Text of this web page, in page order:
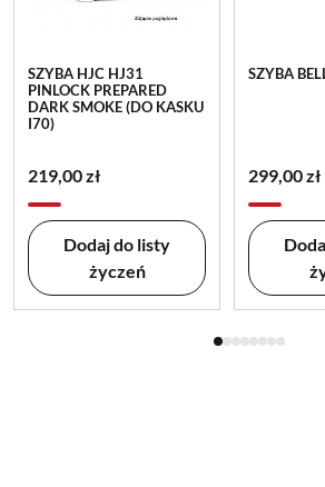
SZYBA HJC HJ31
PINLOCK PREPARED
DARK SMOKE (DO KASKU
I70)
219,00 zł
Dodaj do listy
życzeń
SZYBA
299,00 zł